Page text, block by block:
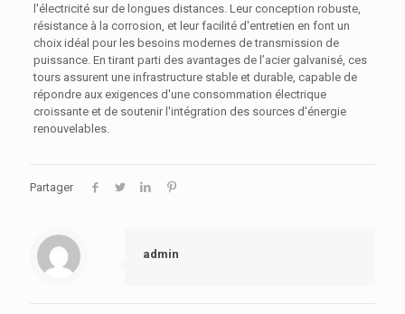
l'électricité sur de longues distances. Leur conception robuste,
résistance à la corrosion, et leur facilité d'entretien en font un
choix idéal pour les besoins modernes de transmission de
puissance. En tirant parti des avantages de l’acier galvanisé, ces
tours assurent une infrastructure stable et durable, capable de
répondre aux exigences d'une consommation électrique
croissante et de soutenir l'intégration des sources d'énergie
renouvelables.
Partager
admin